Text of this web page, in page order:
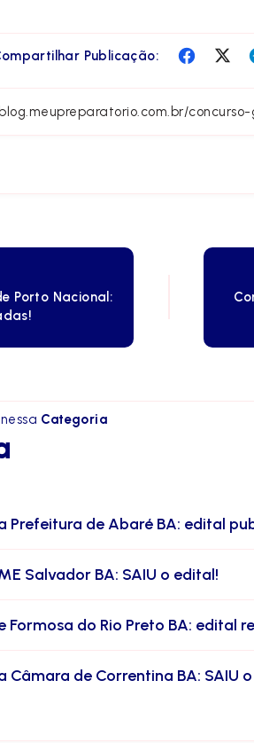
Publicação:
Porto Nacional:
Categoria
Prefeitura de Abaré BA: edital
Salvador BA: SAIU o edital!
Formosa do Rio Preto BA: edital
Câmara de Correntina BA: SAIU